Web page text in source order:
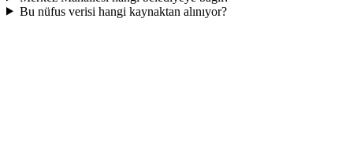
Bu nüfus verisi hangi kaynaktan alınıyor?